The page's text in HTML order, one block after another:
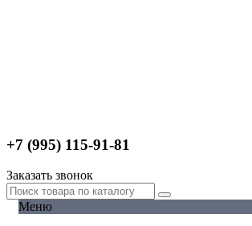
+7 (995) 115-91-81
Заказать звонок
Меню